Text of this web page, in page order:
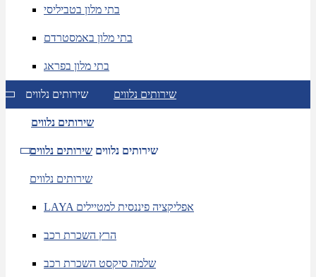
בתי מלון בטביליסי
בתי מלון באמסטרדם
בתי מלון בפראג
שירותים נלווים שירותים נלווים
שירותים נלווים
שירותים נלווים שירותים נלווים
שירותים נלווים
LAYA אפליקציה פיננסית למטיילים
הרץ השכרת רכב
שלמה סיקסט השכרת רכב